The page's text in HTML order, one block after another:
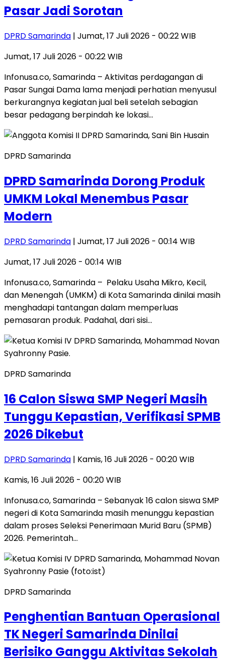
Pasar Jadi Sorotan
DPRD Samarinda | Jumat, 17 Juli 2026 - 00:22 WIB
Jumat, 17 Juli 2026 - 00:22 WIB
Infonusa.co, Samarinda – Aktivitas perdagangan di
Pasar Sungai Dama lama menjadi perhatian menyusul
berkurangnya kegiatan jual beli setelah sebagian
besar pedagang berpindah ke lokasi…
DPRD Samarinda
DPRD Samarinda Dorong Produk
UMKM Lokal Menembus Pasar
Modern
DPRD Samarinda | Jumat, 17 Juli 2026 - 00:14 WIB
Jumat, 17 Juli 2026 - 00:14 WIB
Infonusa.co, Samarinda – Pelaku Usaha Mikro, Kecil,
dan Menengah (UMKM) di Kota Samarinda dinilai masih
menghadapi tantangan dalam memperluas
pemasaran produk. Padahal, dari sisi…
DPRD Samarinda
16 Calon Siswa SMP Negeri Masih
Tunggu Kepastian, Verifikasi SPMB
2026 Dikebut
DPRD Samarinda | Kamis, 16 Juli 2026 - 00:20 WIB
Kamis, 16 Juli 2026 - 00:20 WIB
Infonusa.co, Samarinda – Sebanyak 16 calon siswa SMP
negeri di Kota Samarinda masih menunggu kepastian
dalam proses Seleksi Penerimaan Murid Baru (SPMB)
2026. Pemerintah…
DPRD Samarinda
Penghentian Bantuan Operasional
TK Negeri Samarinda Dinilai
Berisiko Ganggu Aktivitas Sekolah